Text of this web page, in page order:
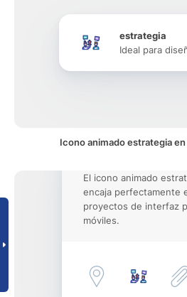
estrategia
Ideal para
Icono animado estrategia
El icono animado
encaja perfectamente
proyectos de interfaz
móviles.